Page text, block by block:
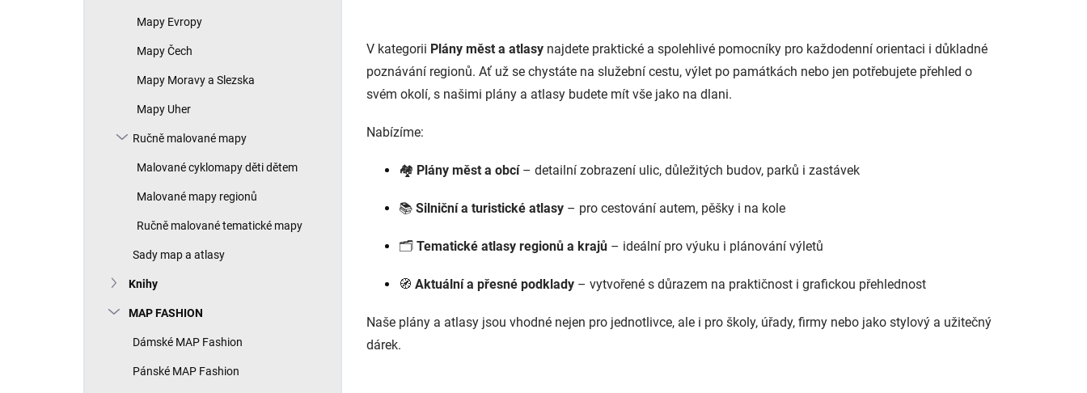
Mapy Evropy
Mapy Čech
Mapy Moravy a Slezska
Mapy Uher
Ručně malované mapy
Malované cyklomapy děti dětem
Malované mapy regionů
Ručně malované tematické mapy
Sady map a atlasy
Knihy
MAP FASHION
Dámské MAP Fashion
Pánské MAP Fashion
l
á
d
a
v
y
p
s
V kategorii Plány měst a atlasy najdete praktické a spolehlivé pomocníky pro každodenní orientaci i důkladné
poznávání regionů. Ať už se chystáte na služební cestu, výlet po památkách nebo jen potřebujete přehled o
svém okolí, s našimi plány a atlasy budete mít vše jako na dlani.
Nabízíme:
🏘️ Plány měst a obcí– detailní zobrazení ulic, důležitých budov, parků i zastávek
📚 Silniční a turistické atlasy – pro cestování autem, pěšky i na kole
🗂️ Tematické atlasy regionů a krajů – ideální pro výuku i plánování výletů
🧭 Aktuální a přesné podklady – vytvořené s důrazem na praktičnost i grafickou přehlednost
Naše plány a atlasy jsou vhodné nejen pro jednotlivce, ale i pro školy, úřady, firmy nebo jako stylový a užitečný
dárek.